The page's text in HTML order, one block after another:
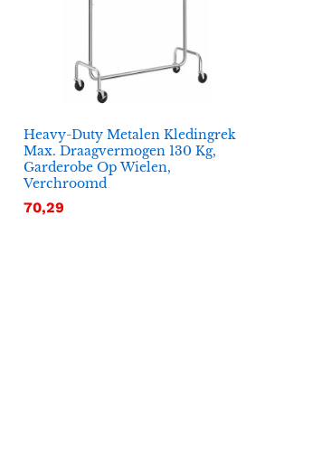
Heavy-Duty Metalen Kledingrek
Max. Draagvermogen 130 Kg,
Garderobe Op Wielen,
Verchroomd
70,29
70,29